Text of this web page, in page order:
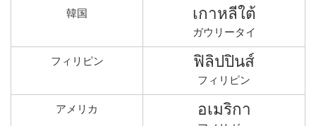
韓国 เกาหลีใต้
ガウリータイ
フィリピン ฟิลิปปินส์
フィリピン
アメリカ อเมริกา